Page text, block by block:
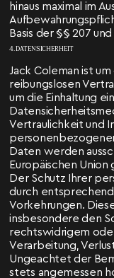
hinaus maximal im
Basis der §§ 207
4. DATENSICHERHEIT
Jack Coleman ist
reibungslosen
um die Einhaltung
Vertraulichkeit und
Daten werden
Europäischen
Der Schutz Ihrer
durch
Vorkehrungen.
insbesondere den
rechtswidrigem
Verarbeitung,
Ungeachtet der
stets angemessen